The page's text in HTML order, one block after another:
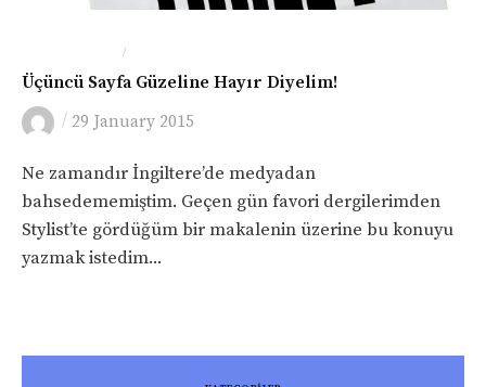
/
Üçüncü Sayfa Güzeline Hayır Diyelim!
/ 29 January 2015
Ne zamandır İngiltere’de medyadan
bahsedememiştim. Geçen gün favori dergilerimden
Stylist’te gördüğüm bir makalenin üzerine bu konuyu
yazmak istedim...